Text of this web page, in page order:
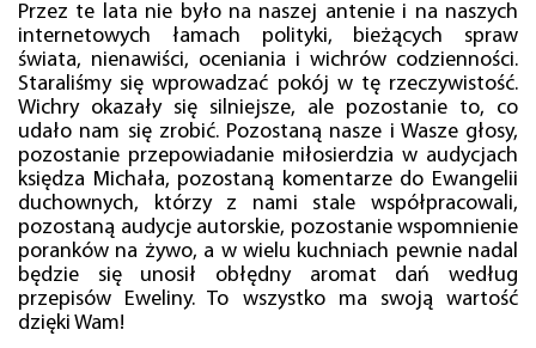
Przez te lata nie było na naszej antenie i na naszych
internetowych łamach polityki, bieżących spraw
świata, nienawiści, oceniania i wichrów codzienności.
Staraliśmy się wprowadzać pokój w tę rzeczywistość.
Wichry okazały się silniejsze, ale pozostanie to, co
udało nam się zrobić. Pozostaną nasze i Wasze głosy,
pozostanie przepowiadanie miłosierdzia w audycjach
księdza Michała, pozostaną komentarze do Ewangelii
duchownych, którzy z nami stale współpracowali,
pozostaną audycje autorskie, pozostanie wspomnienie
poranków na żywo, a w wielu kuchniach pewnie nadal
będzie się unosił obłędny aromat dań według
przepisów Eweliny. To wszystko ma swoją wartość
dzięki Wam!